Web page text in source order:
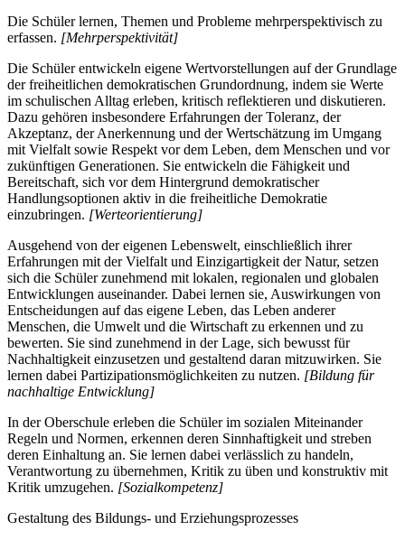
Die Schüler lernen, Themen und Probleme mehrperspektivisch zu
erfassen. [Mehrperspektivität]
Die Schüler entwickeln eigene Wertvorstellungen auf der Grundlage
der freiheitlichen demokratischen Grundordnung, indem sie Werte
im schulischen Alltag erleben, kritisch reflektieren und diskutieren.
Dazu gehören insbesondere Erfahrungen der Toleranz, der
Akzeptanz, der Anerkennung und der Wertschätzung im Umgang
mit Vielfalt sowie Respekt vor dem Leben, dem Menschen und vor
zukünftigen Generationen. Sie entwickeln die Fähigkeit und
Bereitschaft, sich vor dem Hintergrund demokratischer
Handlungsoptionen aktiv in die freiheitliche Demokratie
einzubringen. [Werteorientierung]
Ausgehend von der eigenen Lebenswelt, einschließlich ihrer
Erfahrungen mit der Vielfalt und Einzigartigkeit der Natur, setzen
sich die Schüler zunehmend mit lokalen, regionalen und globalen
Entwicklungen auseinander. Dabei lernen sie, Auswirkungen von
Entscheidungen auf das eigene Leben, das Leben anderer
Menschen, die Umwelt und die Wirtschaft zu erkennen und zu
bewerten. Sie sind zunehmend in der Lage, sich bewusst für
Nachhaltigkeit einzusetzen und gestaltend daran mitzuwirken. Sie
lernen dabei Partizipationsmöglichkeiten zu nutzen. [Bildung für
nachhaltige Entwicklung]
In der Oberschule erleben die Schüler im sozialen Miteinander
Regeln und Normen, erkennen deren Sinnhaftigkeit und streben
deren Einhaltung an. Sie lernen dabei verlässlich zu handeln,
Verantwortung zu übernehmen, Kritik zu üben und konstruktiv mit
Kritik umzugehen. [Sozialkompetenz]
Gestaltung des Bildungs- und Erziehungsprozesses